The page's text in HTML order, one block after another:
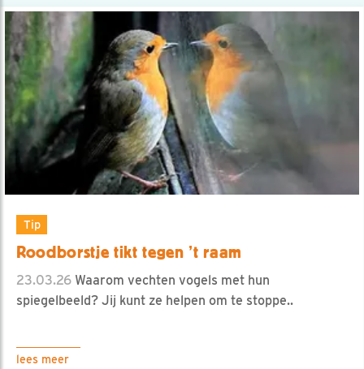
Tip
Roodborstje tikt tegen ’t raam
23.03.26 Waarom vechten vogels met hun
spiegelbeeld? Jij kunt ze helpen om te stoppe..
lees meer